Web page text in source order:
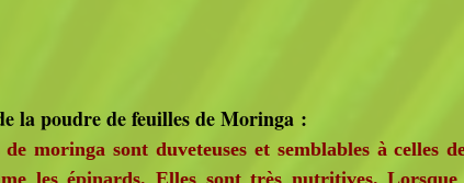
la poudre de feuilles de Moringa :
moringa sont duveteuses et semblables à celles
les épinards. Elles sont très nutritives.